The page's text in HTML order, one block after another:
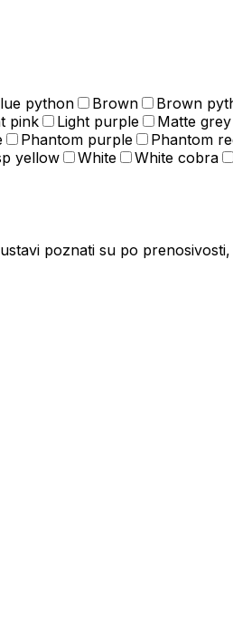
python Brown Brown
pink Light purple Matte grey
Phantom purple Phantom
yellow White White cobra
poznati su po